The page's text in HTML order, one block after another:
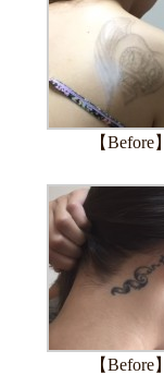
【Before】
【Before】